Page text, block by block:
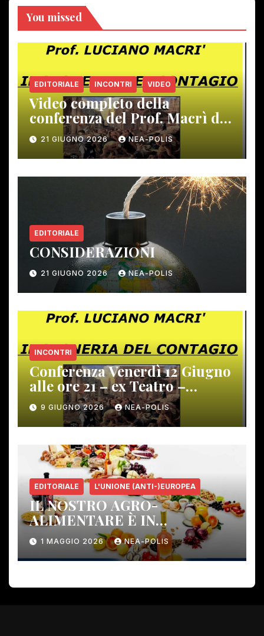
You missed
EDITORIALE INCONTRI VIDEO
Video completo della
conferenza del Prof. Macrì del
12 giugno scorso
21 GIUGNO 2026 NEA-POLIS
EDITORIALE
CONSIDERAZIONI
21 GIUGNO 2026 NEA-POLIS
INCONTRI
Conferenza Venerdì 12 Giugno
alle ore 21 – ex Teatro –
Gambassi Terme –
9 GIUGNO 2026 NEA-POLIS
EDITORIALE L'UNIONE (ANTI-)EUROPEA
IL NOSTRO AGRO-
ALIMENTARE È IN
PERICOLO!
1 MAGGIO 2026 NEA-POLIS